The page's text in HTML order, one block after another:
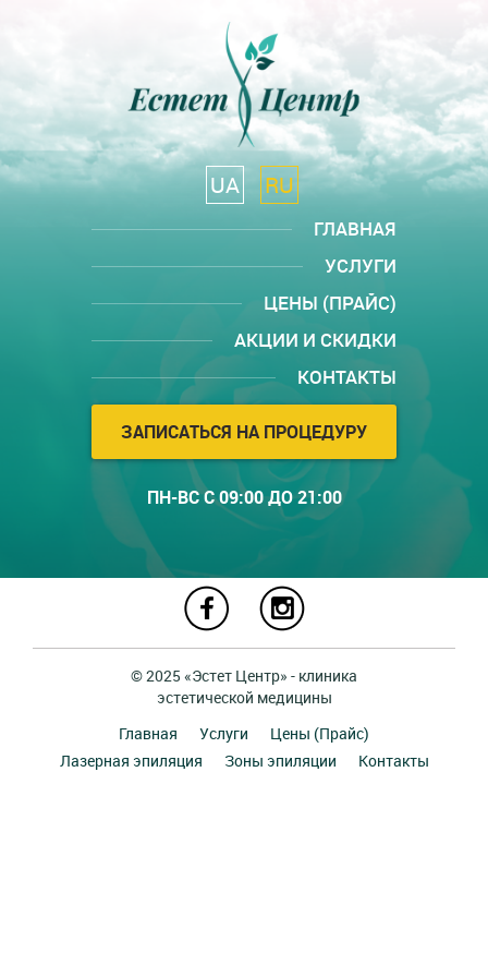
UA RU
ГЛАВНАЯ
УСЛУГИ
ЦЕНЫ (ПРАЙС)
АКЦИИ И СКИДКИ
КОНТАКТЫ
ЗАПИСАТЬСЯ НА ПРОЦЕДУРУ
ПН-ВС С 09:00 ДО 21:00
© 2025 «Эстет Центр» - клиника
эстетической медицины
Главная
Услуги
Цены (Прайс)
Лазерная эпиляция
Зоны эпиляции Контакты